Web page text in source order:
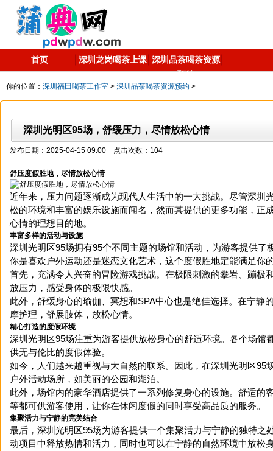
首页 深圳龙岗喝茶上课 深圳品茶喝茶资源
预约
你的位置： 深圳福田喝茶工作室 > 深圳品茶喝茶资源预约 >
深圳光明区95场，舒缓压力，尽情放松心情
发布日期：2025-04-15 09:00 点击次数：104
舒压度假胜地，尽情放松心情
近年来，压力问题逐渐成为现代人生活中的一大挑战。尽管深圳
松的环境和丰富的娱乐设施而闻名，然而其提供的更多功能，正
心情的理想目的地。
丰富多样的活动与设施
深圳光明区95场拥有95个不同主题的场馆和活动，为游客提供了
你是喜欢户外运动还是迷恋文化艺术，这个度假胜地定能满足你
首先，充满令人兴奋的冒险游戏挑战。在极限刺激的攀岩、蹦极
放压力，感受身体的极限快感。
此外，舒缓身心的瑜伽、冥想和SPA中心也是绝佳选择。在宁静
摩护理，舒展肢体，放松心情。
精心打造的度假环境
深圳光明区95场注重为游客提供放松身心的舒适环境。各个场馆
供无与伦比的度假体验。
如今，人们越来越重视与大自然的联系。因此，在深圳光明区95
户外活动场所，如美丽的公园和湖泊。
此外，场馆内的豪华酒店提供了一系列修复身心的设施。舒适的
等都可供游客使用，让你在休闲度假的同时享受高品质的服务。
集聚活力与宁静的完美结合
最后，深圳光明区95场为游客提供一个集聚活力与宁静的独特之
动项目中释放热情和活力，同时也可以在宁静的自然环境中放松